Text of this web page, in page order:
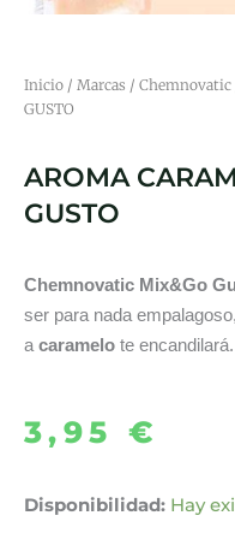
Inicio / Marcas / Chemnovatic
GUSTO
AROMA
GUSTO
Chemnovatic Mix&Go
ser para nada
a caramelo te encandilará.
3,95 €
Disponibilidad: Hay
AROMA